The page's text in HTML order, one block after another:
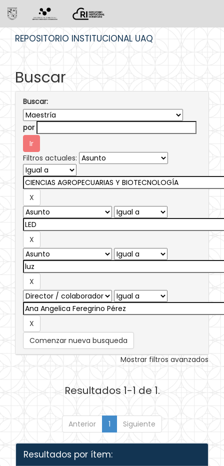
REPOSITORIO INSTITUCIONAL UAQ
Buscar
Buscar:
por
Filtros actuales:
Comenzar nueva busqueda
Mostrar filtros avanzados
Resultados 1-1 de 1.
Anterior 1 Siguiente
Resultados por ítem: